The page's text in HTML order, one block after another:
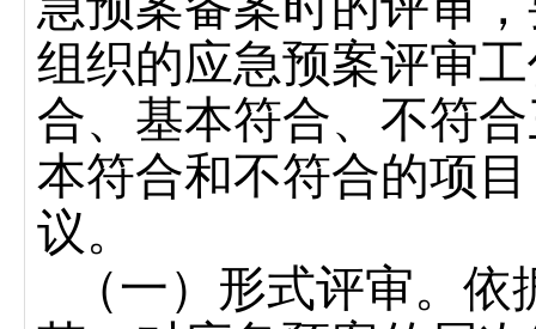
组织的应急预案评审
合、基本符合、不符
本符合和不符合的项
议。
（一）形式评审。